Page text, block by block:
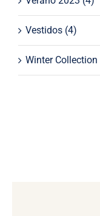
Vestidos (4)
Winter Collection